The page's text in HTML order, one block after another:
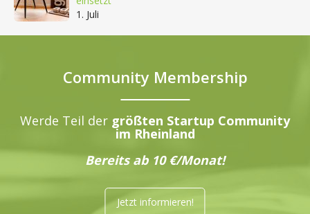
1. Juli
Community Membership
Werde Teil der größten Startup Community
im Rheinland
Bereits ab 10 €/Monat!
Jetzt informieren!